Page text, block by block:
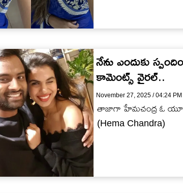
నేను ఎందుకు
కామెంట్స్ వైరల్..
November 27, 2025 / 04:24 PM
తాజాగా హేమచంద్ర ఓ
(Hema Chandra)